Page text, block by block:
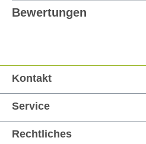
Bewertungen
Kontakt
Service
Rechtliches